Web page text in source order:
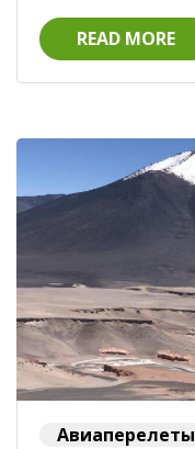
READ MORE
Авиаперелеты